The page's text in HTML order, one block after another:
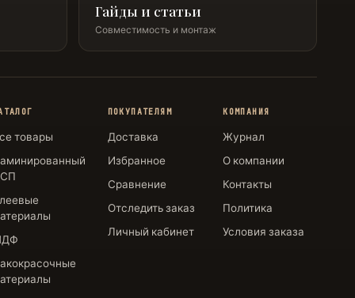
Гайды и статьи
Совместимость и монтаж
товары
ПОКУПАТЕЛЯМ
Доставка
Избранное
Сравнение
Отследить заказ
Личный кабинет
КОМПАНИЯ
Журнал
О компании
Контакты
Политика
Условия заказа